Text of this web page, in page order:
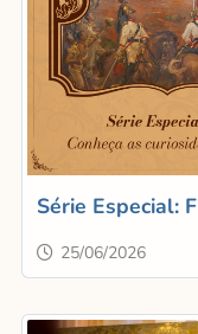
Série Especial:
25/06/2026